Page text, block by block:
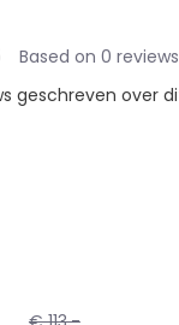
Based on 0 reviews
geschreven over